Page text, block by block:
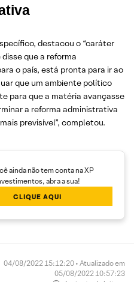
destacou o “caráter
que a reforma
o país, está pronta para ir ao
que um ambiente político
para que a matéria avançasse
a reforma administrativa
previsível”, completou.
ainda não tem conta na XP
abra a sua!
CLIQUE AQUI
04/08/2022 15:12:20 • Atualizado em
05/08/2022 10:57:23